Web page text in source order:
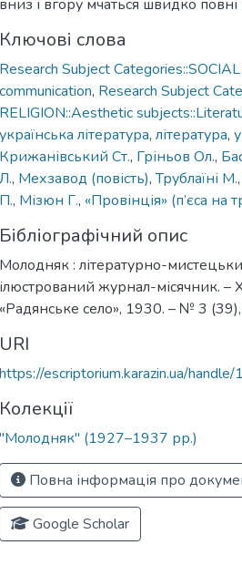
вниз і вгору мчаться швидко
Ключові слова
Research Subject
communication, Research Subject
RELIGION::Aesthetic
українська література, література,
Крижанівський Ст., Гріньов Ол.,
Л., Мехзавод (повість),Трублаїні М.,
П., Мізюн Г., «Провінція» (п’єса на
Бібліографічний опис
Молодняк : літературно-
ілюстрований журнал-місячник.
«Радянське село», 1930. – № 3
URI
https://escriptorium.karazin.ua/
Колекції
"Молодняк" (1927–1937 рр.)
Повна інформація про
Google Scholar